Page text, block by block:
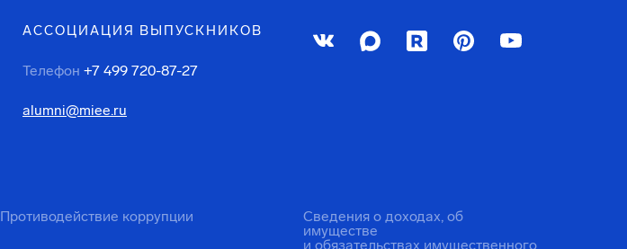
АССОЦИАЦИЯ ВЫПУСКНИКОВ
Телефон +7 499 720-87-27
alumni@miee.ru
Противодействие коррупции
Сведения о доходах, об
имуществе
и обязательствах имущественного